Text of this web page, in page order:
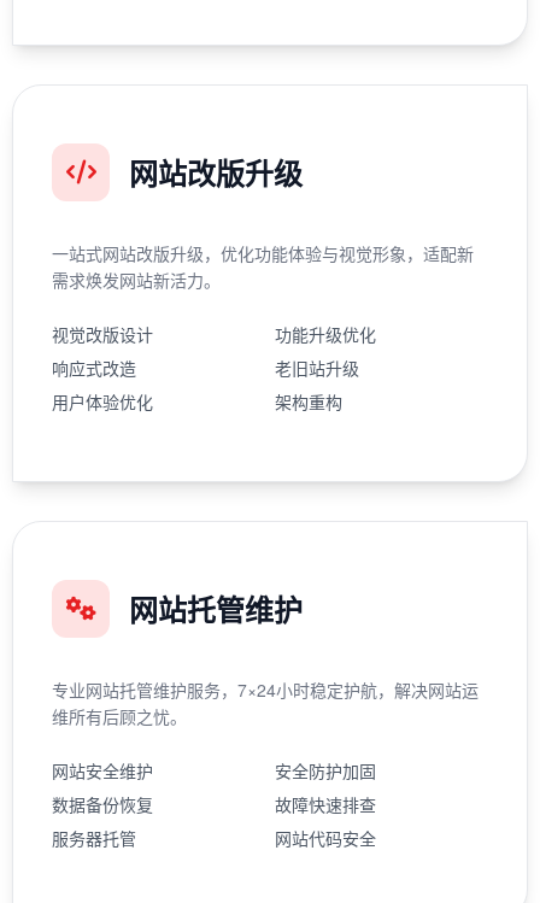
网站改版升级
一站式网站改版升级，优化功能体验与视觉形象，适配新
需求焕发网站新活力。
视觉改版设计
功能升级优化
响应式改造
老旧站升级
用户体验优化
架构重构
网站托管维护
专业网站托管维护服务，7×24小时稳定护航，解决网站运
维所有后顾之忧。
网站安全维护
安全防护加固
数据备份恢复
故障快速排查
服务器托管
网站代码安全